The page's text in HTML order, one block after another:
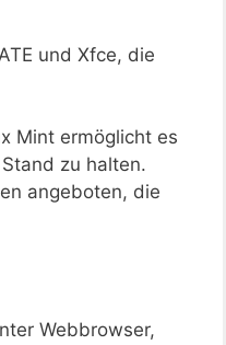
und Xfce, die
Mint ermöglicht es
zu halten.
angeboten, die
Webbrowser,